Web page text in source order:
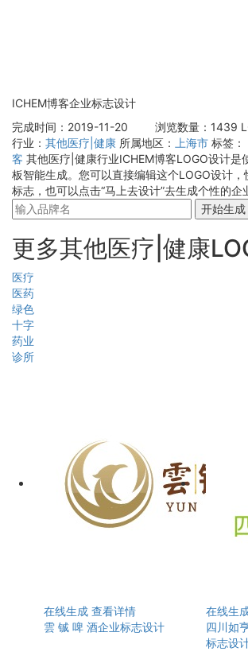
ICHEM博客企业标志设计
完成时间：2019-11-20
浏览数量：1439
行业： 其他医疗|健康 所属地区： 上海市 标签：
客 其他医疗|健康行业ICHEM博客LOGO设计是
板智能生成。您可以直接编辑这个LOGO设计
标志，也可以点击“马上去设计”去生成个性的企
开始生成
更多其他医疗|健康
医疗
医药
绿色
十字
药业
诊所
在线生成 查看详情
雲 铖 啤 酒企业标志设计
在线生
四川如
标志设